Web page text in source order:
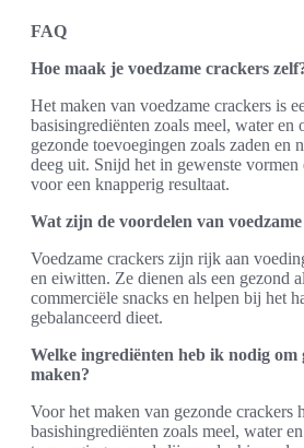
FAQ
Hoe maak je voedzame crackers
Het maken van voedzame crackers is
basisingrediënten zoals meel, water en
gezonde toevoegingen zoals zaden en
deeg uit. Snijd het in gewenste vormen
voor een knapperig resultaat.
Wat zijn de voordelen van
Voedzame crackers zijn rijk aan
en eiwitten. Ze dienen als een gezond
commerciële snacks en helpen bij het
gebalanceerd dieet.
Welke ingrediënten heb ik nodig om
maken?
Voor het maken van gezonde crackers
basishingrediënten zoals meel, water